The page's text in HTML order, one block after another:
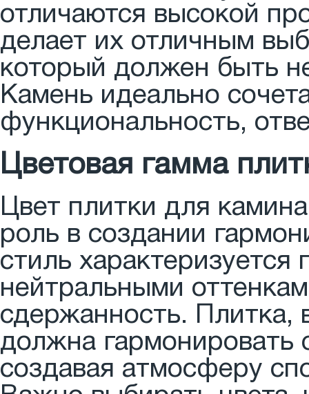
отличаются высокой
делает их отличным
который должен быть
Камень идеально
функциональность,
Цветовая гамма
Цвет плитки для
роль в создании
стиль
нейтральными
сдержанность. Плитка,
должна
создавая атмосферу